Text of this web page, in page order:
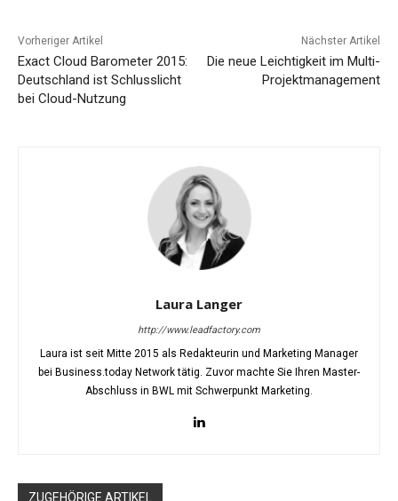
Vorheriger Artikel
Exact Cloud Barometer 2015:
Deutschland ist Schlusslicht
bei Cloud-Nutzung
Nächster Artikel
Die neue Leichtigkeit im Multi-
Projektmanagement
Laura Langer
http://www.leadfactory.com
Laura ist seit Mitte 2015 als Redakteurin und Marketing Manager
bei Business.today Network tätig. Zuvor machte Sie Ihren Master-
Abschluss in BWL mit Schwerpunkt Marketing.
ZUGEHÖRIGE ARTIKEL